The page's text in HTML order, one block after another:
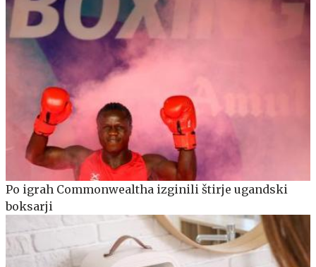
Po igrah Commonwealtha izginili štirje ugandski
boksarji